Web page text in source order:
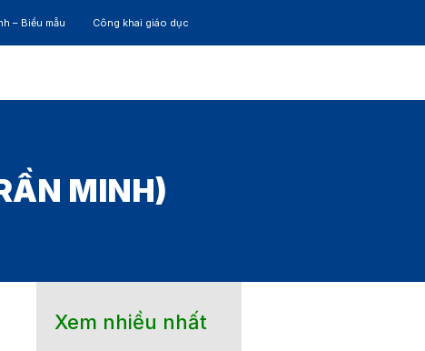
– Biểu mẫu Công khai giáo dục
MINH)
Xem nhiều nhất